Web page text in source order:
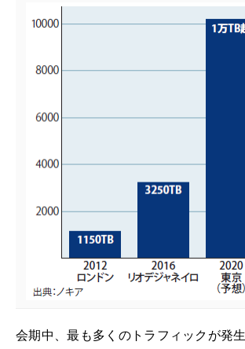
会期中、最も多くのトラフィックが発